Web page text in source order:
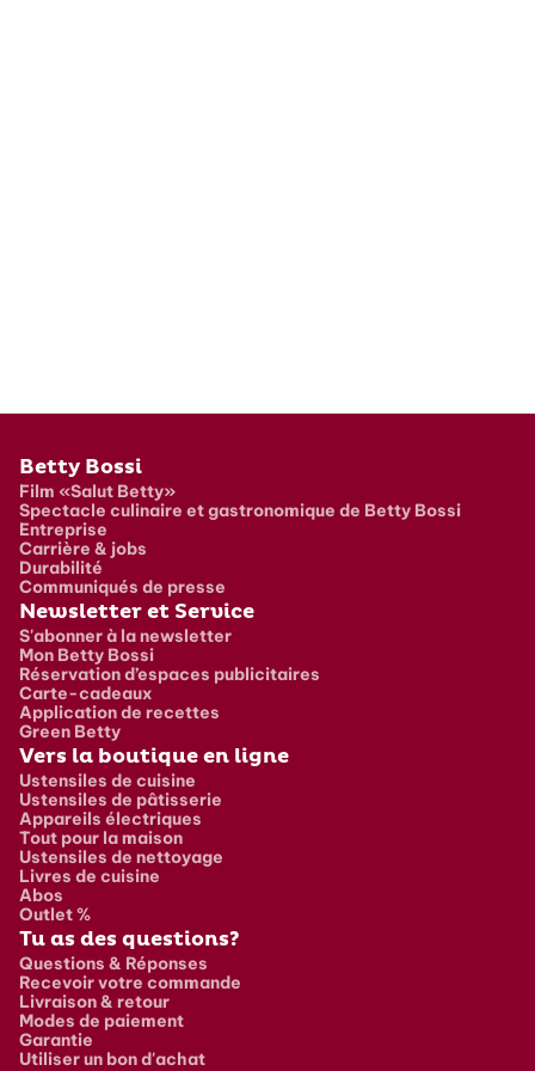
Pied de page
Betty Bossi
Film «Salut Betty»
Spectacle culinaire et gastronomique de Betty Bossi
Entreprise
Carrière & jobs
Durabilité
Communiqués de presse
Newsletter et Service
S'abonner à la newsletter
Mon Betty Bossi
Réservation d’espaces publicitaires
Carte-cadeaux
Application de recettes
Green Betty
Vers la boutique en ligne
Ustensiles de cuisine
Ustensiles de pâtisserie
Appareils électriques
Tout pour la maison
Ustensiles de nettoyage
Livres de cuisine
Abos
Outlet %
Tu as des questions?
Questions & Réponses
Recevoir votre commande
Livraison & retour
Modes de paiement
Garantie
Utiliser un bon d'achat